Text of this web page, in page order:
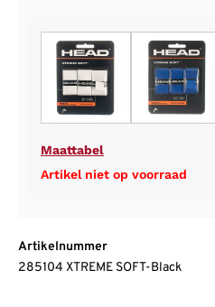
Maattabel
Artikel niet op voorraad
Artikelnummer
285104 XTREME SOFT-Black